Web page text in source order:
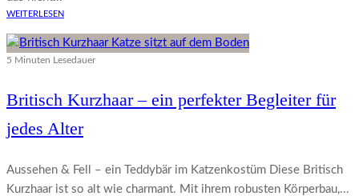
WEITERLESEN
5 Minuten Lesedauer
Britisch Kurzhaar – ein perfekter Begleiter für
jedes Alter
Aussehen & Fell – ein Teddybär im Katzenkostüm Diese Britisch
Kurzhaar ist so alt wie charmant. Mit ihrem robusten Körperbau,...